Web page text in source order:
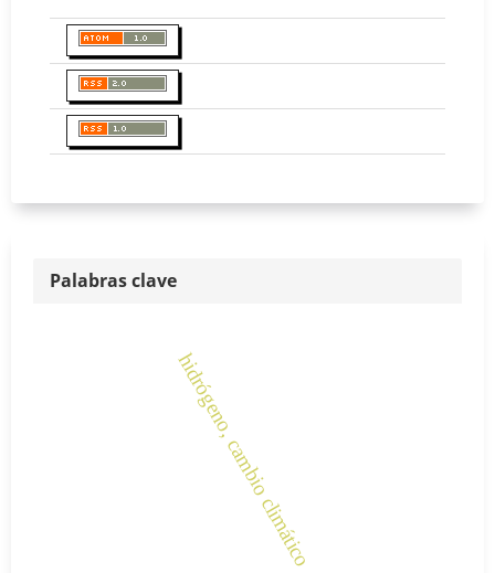
Palabras clave
hidrógeno, cambio climático